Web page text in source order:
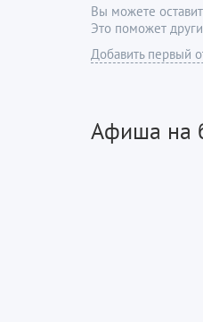
Вы можете
Это поможет
Добавить первый
Афиша на